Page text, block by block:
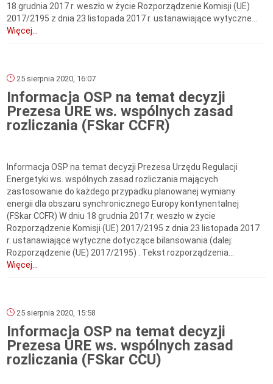
18 grudnia 2017 r. weszło w życie Rozporządzenie Komisji (UE)
2017/2195 z dnia 23 listopada 2017 r. ustanawiające wytyczne...
Więcej...
25 sierpnia 2020, 16:07
Informacja OSP na temat decyzji
Prezesa URE ws. wspólnych zasad
rozliczania (FSkar CCFR)
Informacja OSP na temat decyzji Prezesa Urzędu Regulacji
Energetyki ws. wspólnych zasad rozliczania mających
zastosowanie do każdego przypadku planowanej wymiany
energii dla obszaru synchronicznego Europy kontynentalnej
(FSkar CCFR) W dniu 18 grudnia 2017 r. weszło w życie
Rozporządzenie Komisji (UE) 2017/2195 z dnia 23 listopada 2017
r. ustanawiające wytyczne dotyczące bilansowania (dalej:
Rozporządzenie (UE) 2017/2195) . Tekst rozporządzenia...
Więcej...
25 sierpnia 2020, 15:58
Informacja OSP na temat decyzji
Prezesa URE ws. wspólnych zasad
rozliczania (FSkar CCU)